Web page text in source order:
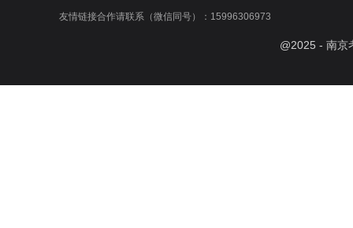
友情链接合作请联系（微信同号）：15996306973
@2025 - 南京